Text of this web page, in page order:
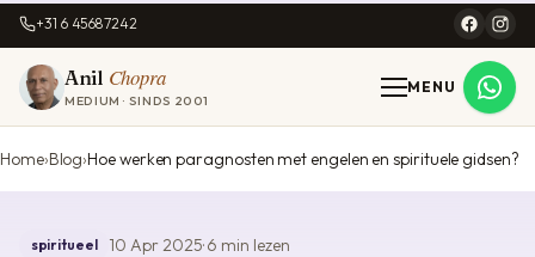
+31 6 45687242
Anil Chopra
MEDIUM · SINDS 2001
MENU
Home Blog Hoe werken paragnosten met engelen en spirituele gidsen?
spiritueel 10 Apr 2025· 6 min lezen